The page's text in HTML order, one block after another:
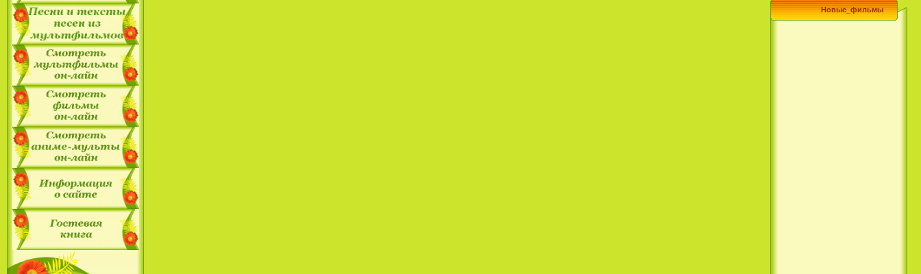
Новые_фильмы